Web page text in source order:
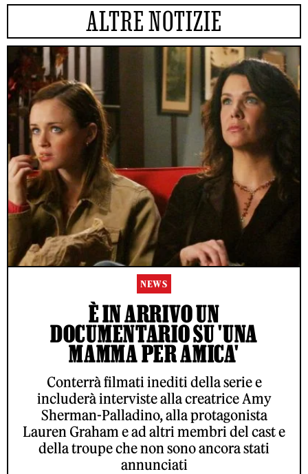
ALTRE NOTIZIE
NEWS
È IN ARRIVO UN
DOCUMENTARIO SU 'UNA
MAMMA PER AMICA'
Conterrà filmati inediti della serie e
includerà interviste alla creatrice Amy
Sherman-Palladino, alla protagonista
Lauren Graham e ad altri membri del cast e
della troupe che non sono ancora stati
annunciati